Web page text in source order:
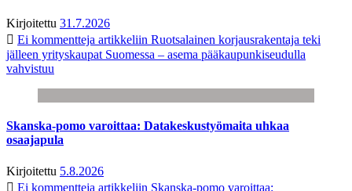
Kirjoitettu 31.7.2026
Ei kommentteja artikkeliin Ruotsalainen korjausrakentaja teki
jälleen yrityskaupat Suomessa – asema pääkaupunkiseudulla
vahvistuu
Skanska-pomo varoittaa: Datakeskustyömaita uhkaa
osaajapula
Kirjoitettu 5.8.2026
Ei kommentteja artikkeliin Skanska-pomo varoittaa: